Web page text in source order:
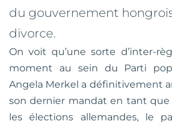
du gouvernement
divorce.
On voit qu’une sorte d’inter-
moment au sein du Parti
Angela Merkel a définitivement
son dernier mandat en tant que
les élections allemandes, le